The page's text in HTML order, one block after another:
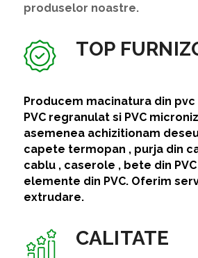
produselor noastre.
TOP
Producem macinatura din
PVC regranulat si PVC
asemenea achizitionam
capete termopan , purja din
cablu , caserole , bete din
elemente din PVC. Oferim
extrudare.
CALITATE